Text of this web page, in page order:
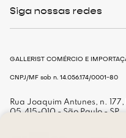
Nossas Lojas
Trabalhe Conosco
shop@gallerist.com.br
Siga nossas redes
GALLERIST COMÉRCIO E
CNPJ/MF sob n. 14.056.174/0001-80
Rua Joaquim Antunes, n.
05.415-010 - São Paulo - SP